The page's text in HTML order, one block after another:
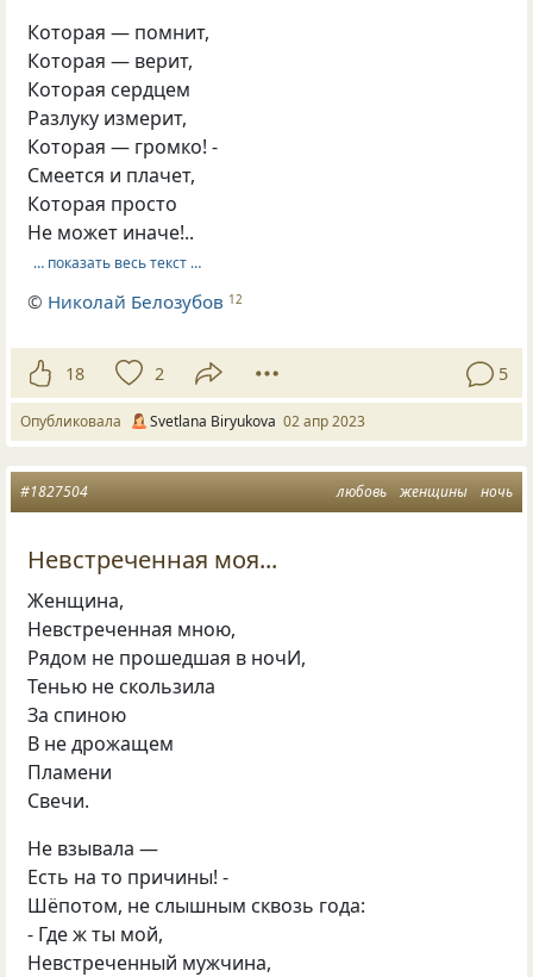
Которая — помнит,
Которая — верит,
Которая сердцем
Разлуку измерит,
Которая — громко! -
Смеется и плачет,
Которая просто
Не может иначе!..
… показать весь текст …
© Николай Белозубов 12
18 2 5
Опубликовала Svetlana Biryukova 02 апр 2023
любовь женщины ночь
#1827504
Невстреченная моя...
Женщина,
Невстреченная мною,
Рядом не прошедшая в ночИ,
Тенью не скользила
За спиною
В не дрожащем
Пламени
Свечи.
Не взывала —
Есть на то причины! -
Шёпотом, не слышным сквозь года:
- Где ж ты мой,
Невстреченный мужчина,